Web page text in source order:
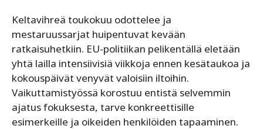
Keltavihreä toukokuu odottelee ja
mestaruussarjat huipentuvat kevään
ratkaisuhetkiin. EU-politiikan pelikentällä eletään
yhtä lailla intensiivisiä viikkoja ennen kesätaukoa ja
kokouspäivät venyvät valoisiin iltoihin.
Vaikuttamistyössä korostuu entistä selvemmin
ajatus fokuksesta, tarve konkreettisille
esimerkeille ja oikeiden henkilöiden tapaaminen.